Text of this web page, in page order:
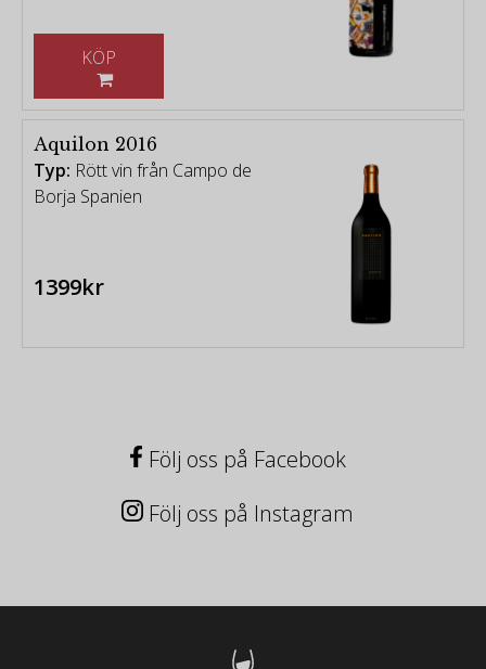
Aquilon 2016
Typ: Rött vin från Campo de
Borja Spanien
1399kr
Följ oss på Facebook
Följ oss på Instagram